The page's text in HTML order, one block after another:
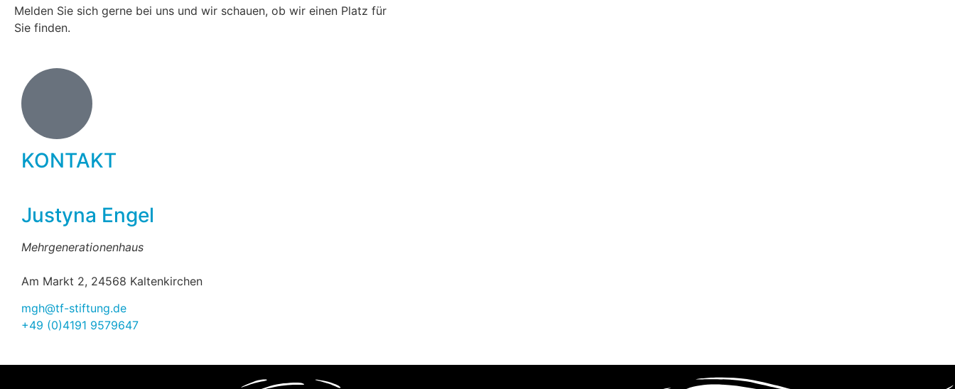
Melden Sie sich gerne bei uns und wir schauen, ob wir einen Platz für
Sie finden.
KONTAKT
Justyna Engel
Mehrgenerationenhaus
Am Markt 2, 24568 Kaltenkirchen
mgh@tf-stiftung.de
+49 (0)4191 9579647